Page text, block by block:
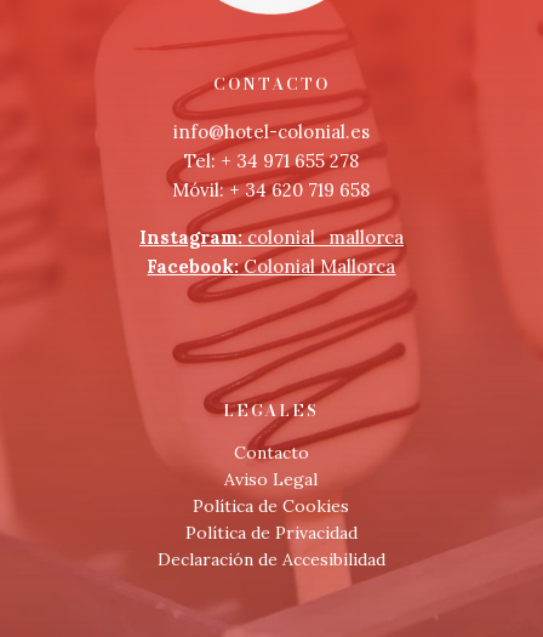
CONTACTO
info@hotel-colonial.es
Tel: + 34 971 655 278
Móvil:+ 34 620 719 658
Instagram:colonial_mallorca
Facebook:Colonial Mallorca
LEGALES
Contacto
Aviso Legal
Política de Cookies
Política de Privacidad
Declaración de Accesibilidad